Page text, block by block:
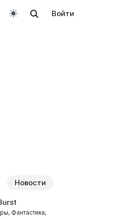
Войти
Новости
Фантастика,